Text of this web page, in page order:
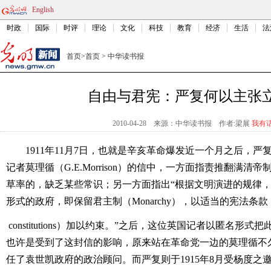
English
时政 国际 时评 理论 文化 科技 教育 经济 生活
首页>首页 > 中华读书报
自由与君宪：严复何以主张
2010-04-28 来源：中华读书报 作者:梁展 我有
1911年11月7日，也就是辛亥革命爆发近一个月之后，严
记者莫理循（G.E.Morrison）的信中，一方面指责推翻满清帝
草率的，缺乏某些常识；另一方面指出“根据文明演进的规律
形式的政府，即保留君主制（Monarchy），以适当的宪法条款
constitutions）加以约束。”之后，这位英国记者以匿名形式把
也许是受到了这封信的影响，原来站在革命党一边的莫理循
任了袁世凯政府的政治顾问。而严复则于1915年8月受杨度之